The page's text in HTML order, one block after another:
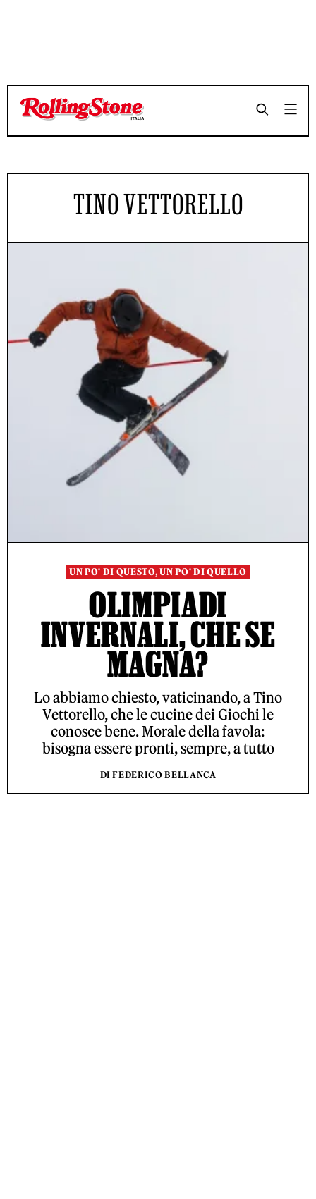
TINO VETTORELLO
UN PO' DI QUESTO, UN PO' DI QUELLO
OLIMPIADI
INVERNALI, CHE SE
MAGNA?
Lo abbiamo chiesto, vaticinando, a Tino
Vettorello, che le cucine dei Giochi le
conosce bene. Morale della favola:
bisogna essere pronti, sempre, a tutto
DI FEDERICO BELLANCA